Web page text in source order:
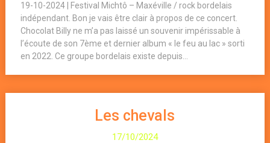
19-10-2024 | Festival Michtô – Maxéville / rock bordelais
indépendant. Bon je vais être clair à propos de ce concert.
Chocolat Billy ne m’a pas laissé un souvenir impérissable à
l’écoute de son 7ème et dernier album « le feu au lac » sorti
en 2022. Ce groupe bordelais existe depuis...
Les chevals
17/10/2024